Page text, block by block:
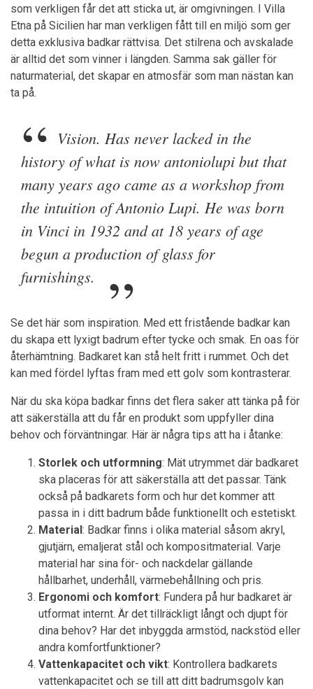
som verkligen får det att sticka ut, är omgivningen. I Villa
Etna på Sicilien har man verkligen fått till en miljö som ger
detta exklusiva badkar rättvisa. Det stilrena och avskalade
är alltid det som vinner i längden. Samma sak gäller för
naturmaterial, det skapar en atmosfär som man nästan kan
ta på.
Vision. Has never lacked in the
history of what is now antoniolupi but that
many years ago came as a workshop from
the intuition of Antonio Lupi. He was born
in Vinci in 1932 and at 18 years of age
begun a production of glass for
furnishings.
Se det här som inspiration. Med ett fristående badkar kan
du skapa ett lyxigt badrum efter tycke och smak. En oas för
återhämtning. Badkaret kan stå helt fritt i rummet. Och det
kan med fördel lyftas fram med ett golv som kontrasterar.
När du ska köpa badkar finns det flera saker att tänka på för
att säkerställa att du får en produkt som uppfyller dina
behov och förväntningar. Här är några tips att ha i åtanke:
Storlek och utformning: Mät utrymmet där badkaret
ska placeras för att säkerställa att det passar. Tänk
också på badkarets form och hur det kommer att
passa in i ditt badrum både funktionellt och estetiskt.
Material : Badkar finns i olika material såsom akryl,
gjutjärn, emaljerat stål och kompositmaterial. Varje
material har sina för- och nackdelar gällande
hållbarhet, underhåll, värmebehållning och pris.
Ergonomi och komfort: Fundera på hur badkaret är
utformat internt. Är det tillräckligt långt och djupt för
dina behov? Har det inbyggda armstöd, nackstöd eller
andra komfortfunktioner?
Vattenkapacitet och vikt: Kontrollera badkarets
vattenkapacitet och se till att ditt badrumsgolv kan